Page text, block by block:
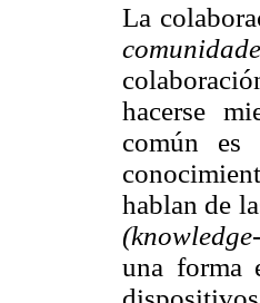
La
hacerse
común es
hablan de
una forma